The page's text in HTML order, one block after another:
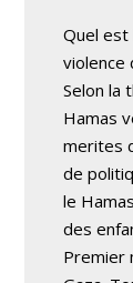
Quel
violence
Selon la
Hamas
merites
de
le
des
Premier